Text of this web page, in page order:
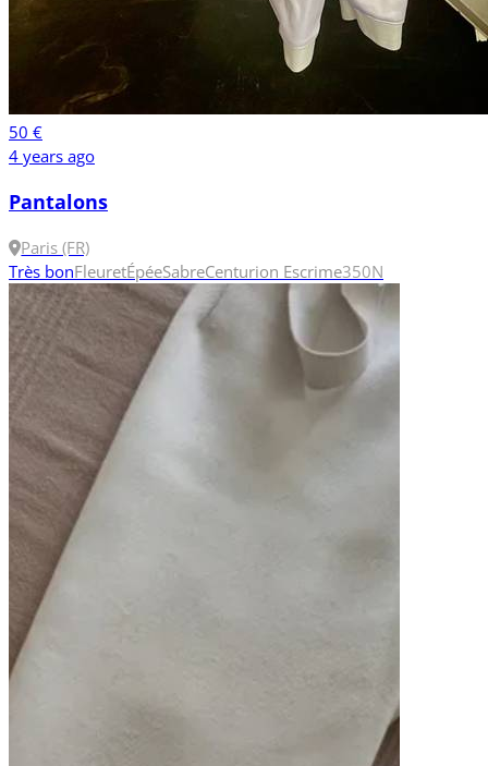
50 €
4 years ago
Pantalons
Paris (FR)
Très bonFleuretÉpéeSabreCenturion Escrime350N